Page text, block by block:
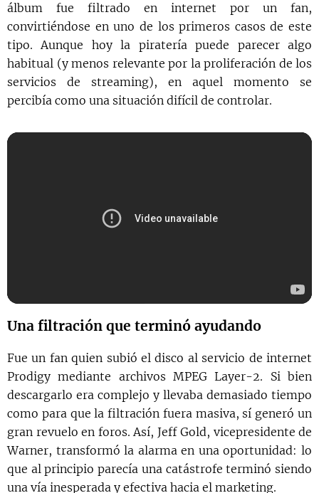
álbum fue filtrado en internet por un fan,
convirtiéndose en uno de los primeros casos de este
tipo. Aunque hoy la piratería puede parecer algo
habitual (y menos relevante por la proliferación de los
servicios de streaming), en aquel momento se
percibía como una situación difícil de controlar.
Una filtración que terminó ayudando
Fue un fan quien subió el disco al servicio de internet
Prodigy mediante archivos MPEG Layer-2. Si bien
descargarlo era complejo y llevaba demasiado tiempo
como para que la filtración fuera masiva, sí generó un
gran revuelo en foros. Así, Jeff Gold, vicepresidente de
Warner, transformó la alarma en una oportunidad: lo
que al principio parecía una catástrofe terminó siendo
una vía inesperada y efectiva hacia el marketing.